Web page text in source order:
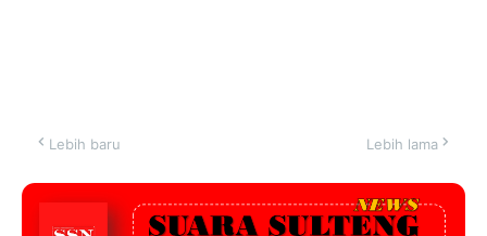
Lebih baru Lebih lama